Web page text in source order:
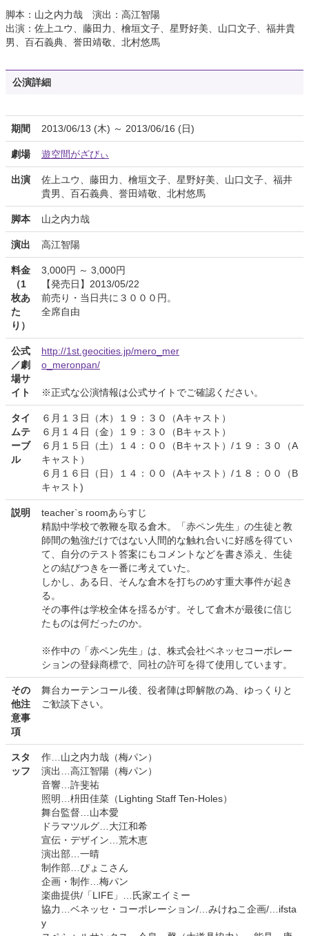
脚本：山之内力哉 演出：高江智陽
出演：佐上ユウ、藤田力、檜垣文子、星野好美、山口文子、福井貴
男、百石義典、誉田靖敬、北村悠馬
公演詳細
期間 2013/06/13 (木) ～ 2013/06/16 (日)
劇場 遊空間がざびぃ
出演
佐上ユウ、藤田力、檜垣文子、星野好美、山口文子、福井
貴男、百石義典、誉田靖敬、北村悠馬
脚本 山之内力哉
演出 高江智陽
料金
（1
枚あ
た
り）
3,000円 ～ 3,000円
【発売日】2013/05/22
前売り・当日共に３０００円。
全席自由
公式
／劇
場サ
イト
http://1st.geocities.jp/mero_mer
o_meronpan/
※正式な公演情報は公式サイトでご確認ください。
タイ
ムテ
ーブ
ル
６月１３日（木）１９：３０（Aキャスト）
６月１４日（金）１９：３０（Bキャスト）
６月１５日（土）１４：００（Bキャスト）/１９：３０（A
キャスト）
６月１６日（日）１４：００（Aキャスト）/１８：００（B
キャスト)
説明
teacher`s roomあらすじ
精励中学校で教鞭を取る倉木。「赤ペン先生」の生徒と教
師間の勉強だけではない人間的な触れ合いに好感を得てい
て、自分のテスト答案にもコメントなどを書き添え、生徒
との結びつきを一番に考えていた。
しかし、ある日、そんな倉木を打ちのめす重大事件が起き
る。
その事件は学校全体を揺るがす。そして倉木が最後に信じ
たものは何だったのか。
※作中の「赤ペン先生」は、株式会社ベネッセコーポレー
ションの登録商標で、同社の許可を得て使用しています。
その
他注
意事
項
舞台カーテンコール後、役者陣は即解散の為、ゆっくりと
ご歓談下さい。
スタ
ッフ
作…山之内力哉（梅パン）
演出…高江智陽（梅パン）
音響…許斐祐
照明…枡田佳菜（Lighting Staff Ten-Holes）
舞台監督…山本愛
ドラマツルグ…大江和希
宣伝・デザイン…荒木恵
演出部…一晴
制作部…ぴょこさん
企画・制作…梅パン
楽曲提供/「LIFE」…氏家エイミー
協力…ベネッセ・コーポレーション/…みけねこ企画/…ifsta
y